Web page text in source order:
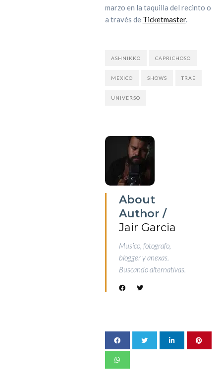
marzo en la taquilla del recinto o
a través de Ticketmaster.
ASHNIKKO CAPRICHOSO
MEXICO SHOWS TRAE
UNIVERSO
About
Author /
Jair Garcia
Musico, fotografo,
blogger y anexas.
Buscando alternativas.